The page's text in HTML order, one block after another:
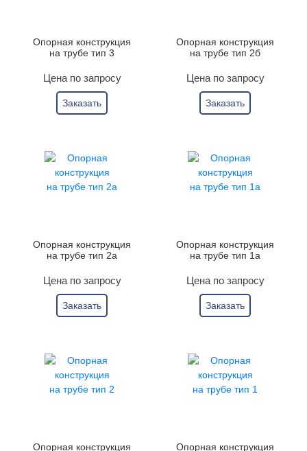
Опорная конструкция
на трубе тип 3
Цена по запросу
Заказать
Опорная конструкция
на трубе тип 2б
Цена по запросу
Заказать
Опорная конструкция
на трубе тип 2а
Цена по запросу
Заказать
Опорная конструкция
на трубе тип 1а
Цена по запросу
Заказать
Опорная конструкция
Опорная конструкция